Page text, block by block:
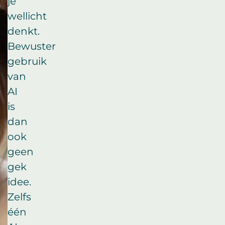
wellicht
denkt.
Bewuster
gebruik
van
AI
is
dan
ook
geen
gek
idee.
Zelfs
één